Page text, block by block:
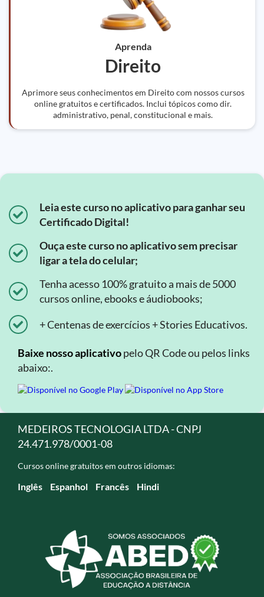
Aprenda
Direito
Aprimore seus conhecimentos em Direito com nossos cursos
online gratuitos e certificados. Inclui tópicos como dir.
administrativo, penal, constitucional e mais.
Leia este curso no aplicativo para ganhar seu
Certificado Digital!
Ouça este curso no aplicativo sem precisar
ligar a tela do celular;
Tenha acesso 100% gratuito a mais de 5000
cursos online, ebooks e áudiobooks;
+ Centenas de exercícios + Stories Educativos.
Baixe nosso aplicativopelo QR Code ou pelos links
abaixo:.
MEDEIROS TECNOLOGIA LTDA - CNPJ
24.471.978/0001-08
Cursos online gratuitos em outros idiomas:
Inglês Espanhol Francês Hindi